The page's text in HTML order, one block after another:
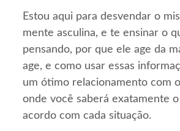
Estou aqui para desvendar o
mente asculina, e te ensinar o
pensando, por que ele age da
age, e como usar essas
um ótimo relacionamento com
onde você saberá exatamente
acordo com cada situação.